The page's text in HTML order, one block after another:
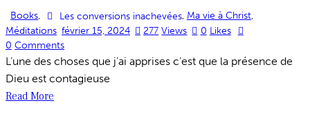
Books, Les conversions inachevées, Ma vie à Christ,
Méditations février 15, 2024 277 Views 0 Likes
0 Comments
L’une des choses que j’ai apprises c’est que la présence de
Dieu est contagieuse
Read More